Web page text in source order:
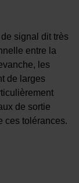
signal dit très
entre la
les
de larges
de sortie
ces tolérances.